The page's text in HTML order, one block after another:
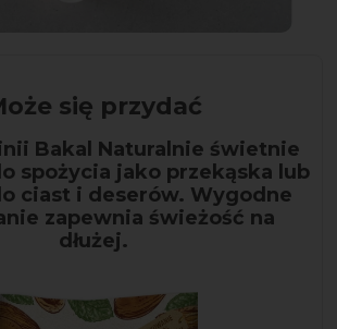
się przydać
Bakal Naturalnie świetnie
spożycia jako przekąska lub
ciast i deserów. Wygodne
zapewnia świeżość na
dłużej.